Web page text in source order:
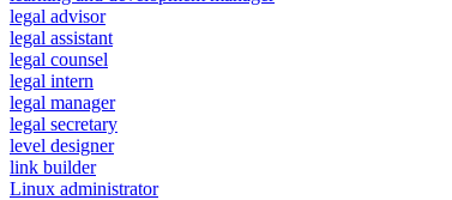
legal advisor
legal assistant
legal counsel
legal intern
legal manager
legal secretary
level designer
link builder
Linux administrator